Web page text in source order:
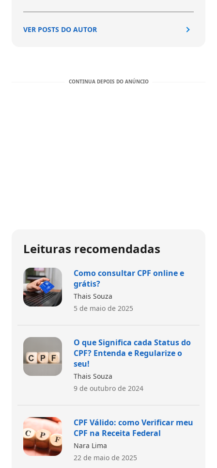
VER POSTS DO AUTOR
Leituras recomendadas
Como consultar CPF online e
grátis?
Thais Souza
5 de maio de 2025
O que Significa cada Status do
CPF? Entenda e Regularize o
seu!
Thais Souza
9 de outubro de 2024
CPF Válido: como Verificar meu
CPF na Receita Federal
Nara Lima
22 de maio de 2025